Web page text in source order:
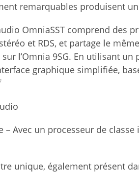
remarquables produisent
OmniaSST comprend des
et RDS, et partage le
l’Omnia 9SG. En utilisant un
graphique simplifiée,
– Avec un processeur de
unique, également présent